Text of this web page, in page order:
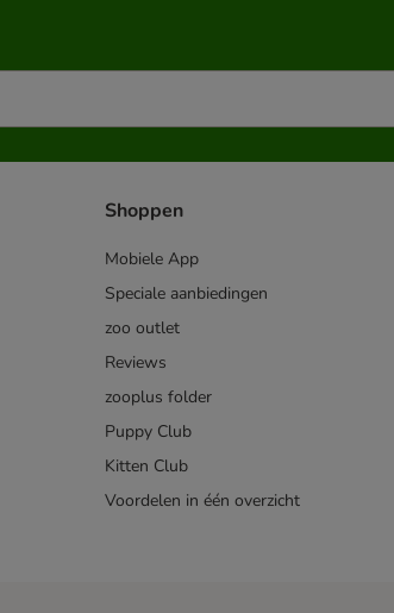
Shoppen
Mobiele App
Speciale aanbiedingen
zoo outlet
Reviews
zooplus folder
Puppy Club
Kitten Club
Voordelen in één overzicht